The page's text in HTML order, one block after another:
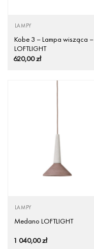
LAMPY
Kobe 3 – Lampa wisząca –
LOFTLIGHT
620,00zł
LAMPY
Medano LOFTLIGHT
1 040,00zł